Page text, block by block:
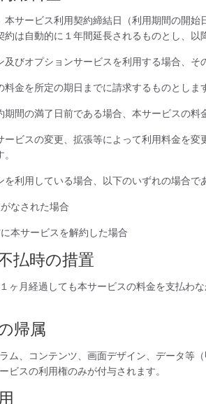
サービス利用契約締結日（利用期間の開
は自動的に１年間延長されるものとし、以
びオプションサービスを利用する場合、
金を所定の期日までに請求するものとしま
間の満了日前である場合、本サービスの料
ビスの変更、拡張等によって利用料金を
利用している場合、以下のいずれの場合
なされた場合
本サービスを解約した場合
払時の措置
ヶ月経過しても本サービスの料金を支払わ
帰属
ム、コンテンツ、画面デザイン、データ等
ビスの利用権のみが付与されます。